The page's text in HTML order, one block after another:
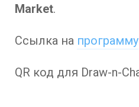
Market.
Ссылка на программу
QR код для Draw-n-